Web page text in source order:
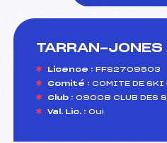
TARRAN-
Licence : FFS2709503
Comité : COMITE DE SKI
Club : 09008 CLUB DES
Val. Lic. : Oui